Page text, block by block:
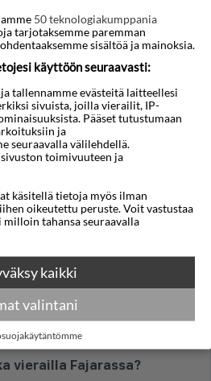
Kotu
Mean Time -
talvella 1 tunti ja kesällä 2
vierailla Fajarassa?
50 teknologiakumppania
tarjotaksemme paremman
sisältöä ja mainoksia.
käyttöön seuraavasti:
tallennamme evästeitä laitteellesi
sivuista, joilla vierailit, IP-
Pääset tutustumaan
ja
seuraavalla välilehdellä.
toimivuuteen ja
käsitellä tietoja myös ilman
oikeutettu peruste. Voit vastustaa
tahansa seuraavalla
kaikki
valintani